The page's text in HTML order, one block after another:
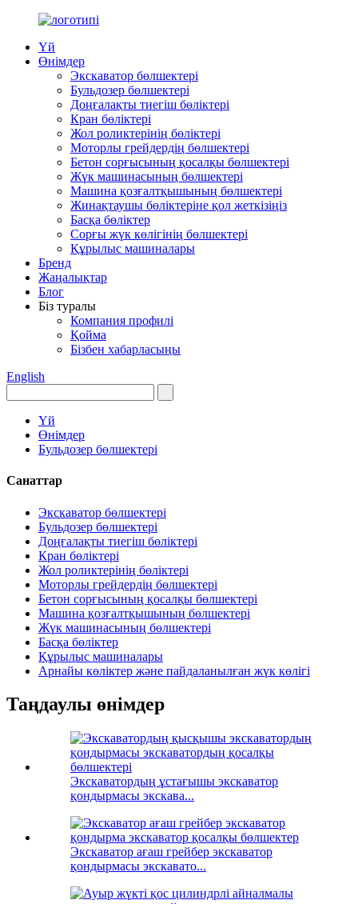
Үй
Өнімдер
Экскаватор бөлшектері
Бульдозер бөлшектері
Доңғалақты тиегіш бөліктері
Кран бөліктері
Жол роликтерінің бөліктері
Моторлы грейдердің бөлшектері
Бетон сорғысының қосалқы бөлшектері
Жүк машинасының бөлшектері
Машина қозғалтқышының бөлшектері
Жинақтаушы бөліктеріне қол жеткізіңіз
Басқа бөліктер
Сорғы жүк көлігінің бөлшектері
Құрылыс машиналары
Бренд
Жаңалықтар
Блог
Біз туралы
Компания профилі
Қойма
Бізбен хабарласыңы
English
Үй
Өнімдер
Бульдозер бөлшектері
Санаттар
Экскаватор бөлшектері
Бульдозер бөлшектері
Доңғалақты тиегіш бөліктері
Кран бөліктері
Жол роликтерінің бөліктері
Моторлы грейдердің бөлшектері
Бетон сорғысының қосалқы бөлшектері
Машина қозғалтқышының бөлшектері
Жүк машинасының бөлшектері
Басқа бөліктер
Құрылыс машиналары
Арнайы көліктер және пайдаланылған жүк көлігі
Таңдаулы өнімдер
Экскаватордың ұстағышы экскаватор
қондырмасы экскава...
Экскаватор ағаш грейбер экскаватор
қондырмасы экскавато...